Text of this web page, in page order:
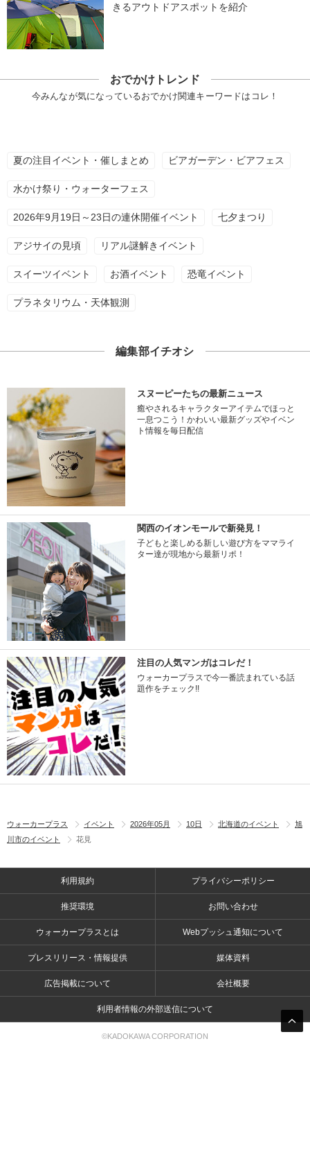
きるアウトドアスポットを紹介
おでかけトレンド
今みんなが気になっているおでかけ関連キーワードはコレ！
夏の注目イベント・催しまとめ ビアガーデン・ビアフェス
水かけ祭り・ウォーターフェス
2026年9月19日～23日の連休開催イベント 七夕まつり
アジサイの見頃 リアル謎解きイベント
スイーツイベント お酒イベント 恐竜イベント
プラネタリウム・天体観測
編集部イチオシ
スヌーピーたちの最新ニュース
癒やされるキャラクターアイテムでほっと
一息つこう！かわいい最新グッズやイベン
ト情報を毎日配信
関西のイオンモールで新発見！
子どもと楽しめる新しい遊び方をママライ
ター達が現地から最新リポ！
注目の人気マンガはコレだ！
ウォーカープラスで今一番読まれている話
題作をチェック!!
ウォーカープラス イベント 2026年05月 10日 北海道のイベント
旭
川市のイベント
花見
利用規約 プライバシーポリシー
推奨環境 お問い合わせ
ウォーカープラスとは Webプッシュ通知について
プレスリリース・情報提供 媒体資料
広告掲載について 会社概要
利用者情報の外部送信について
©KADOKAWA CORPORATION